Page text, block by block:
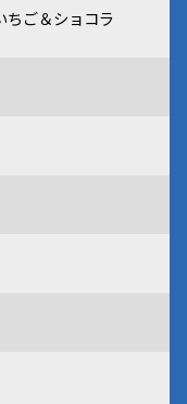
ご＆ショコラ